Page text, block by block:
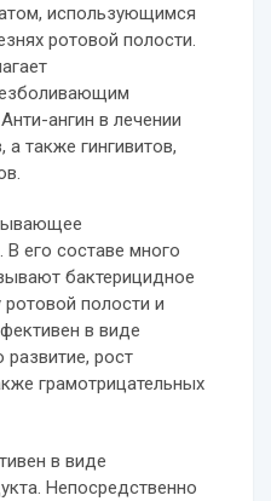
использующимся
ротовой полости.
ангин в лечении
а также гингивитов,
В его составе много
бактерицидное
полости и
в виде
рост
грамотрицательных
в виде
Непосредственно